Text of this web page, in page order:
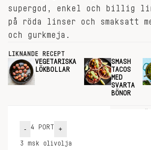
supergod, enkel och billig
på röda linser och smaksatt
och gurkmeja.
LIKNANDE RECEPT
VEGETARISKA
LÖKBOLLAR
SMASH
TACOS
MED
SVARTA
BÖNOR
- 4 PORT +
3 msk
olivolja